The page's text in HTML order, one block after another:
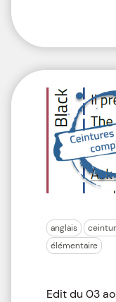
anglais
élémentaire
Edit du 03